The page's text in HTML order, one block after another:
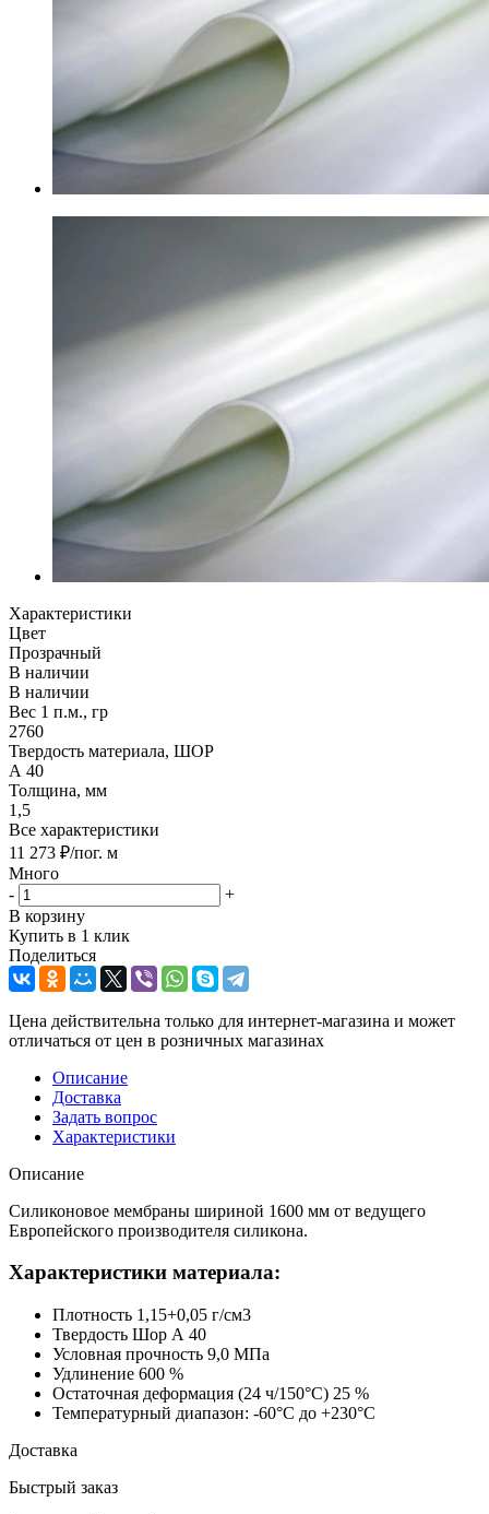
Характеристики
Цвет
Прозрачный
В наличии
В наличии
Вес 1 п.м., гр
2760
Твердость материала, ШОР
А 40
Толщина, мм
1,5
Все характеристики
11 273 ₽/пог. м
Много
-
+
В корзину
Купить в 1 клик
Поделиться
Цена действительна только для интернет-магазина и может
отличаться от цен в розничных магазинах
Описание
Доставка
Задать вопрос
Характеристики
Описание
Силиконовое мембраны шириной 1600 мм от ведущего
Европейского производителя силикона.
Характеристики материала:
Плотность 1,15+0,05 г/см3
Твердость Шор А 40
Условная прочность 9,0 МПа
Удлинение 600 %
Остаточная деформация (24 ч/150°С) 25 %
Температурный диапазон: -60°С до +230°С
Доставка
Быстрый заказ